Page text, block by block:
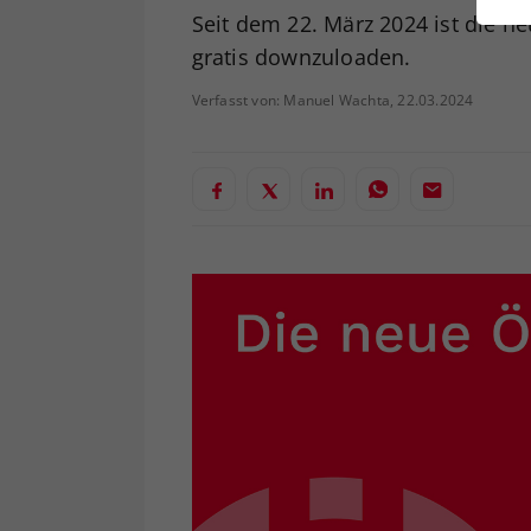
Seit dem 22. März 2024 ist die
gratis downzuloaden.
Verfasst von: Manuel Wachta, 22.03.2024